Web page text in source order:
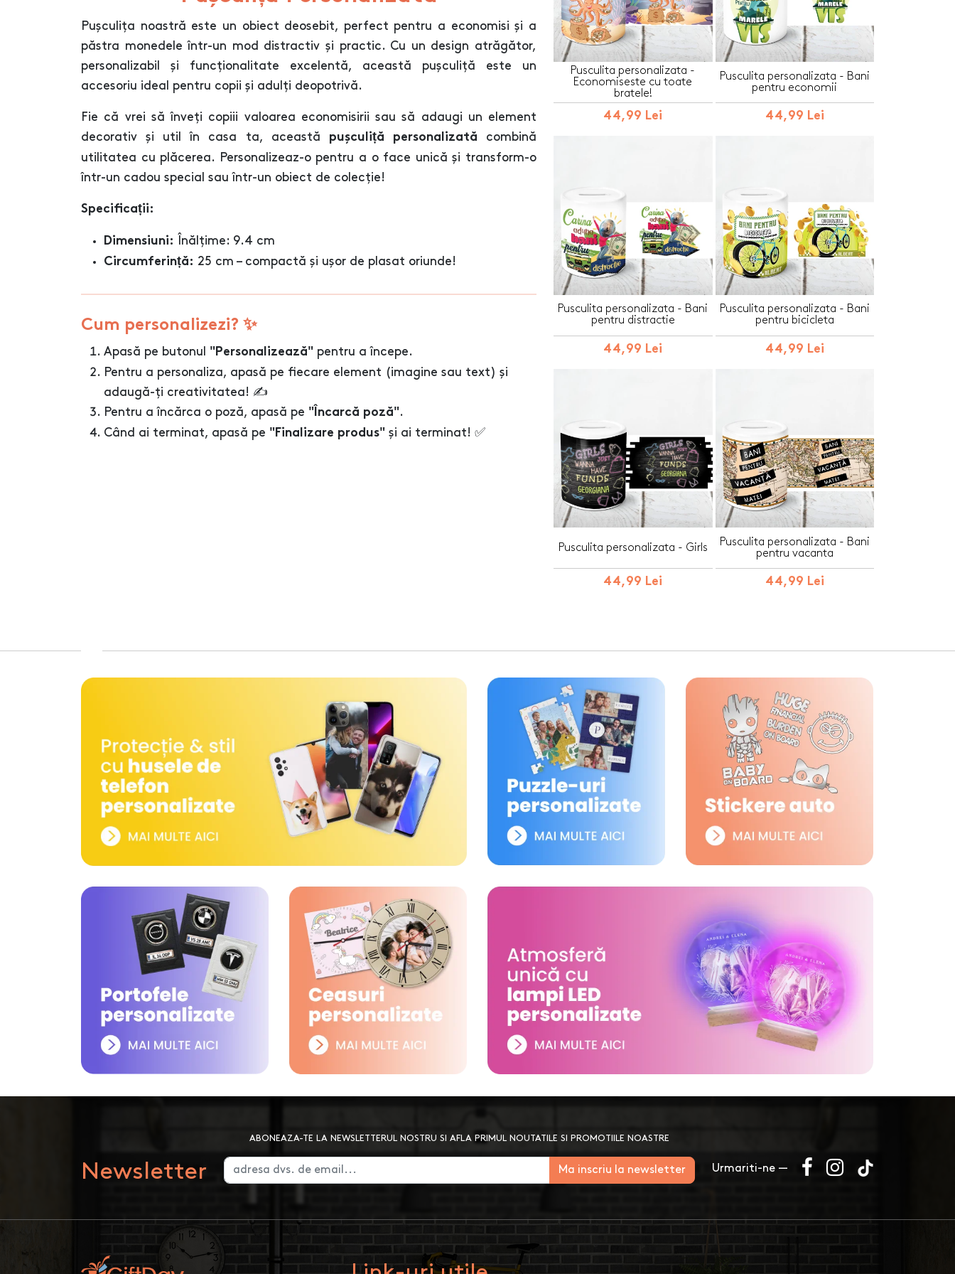
Pușculița noastră este un obiect deosebit, perfect pentru a economisi și a
păstra monedele într-un mod distractiv și practic. Cu un design atrăgător,
personalizabil și funcționalitate excelentă, această pușculiță este un
accesoriu ideal pentru copii și adulți deopotrivă.
Fie că vrei să înveți copiii valoarea economisirii sau să adaugi un element
decorativ și util în casa ta, această pușculiță personalizată combină
utilitatea cu plăcerea. Personalizeaz-o pentru a o face unică și transform-o
într-un cadou special sau într-un obiect de colecție!
Specificații:
Dimensiuni:
Înălțime: 9.4 cm
Circumferință: 25 cm – compactă și ușor de plasat oriunde!
Cum personalizezi? ✨
Apasă pe butonul "Personalizează" pentru a începe.
Pentru a personaliza, apasă pe fiecare element (imagine sau text) și
adaugă-ți creativitatea! ✍️
Pentru a încărca o poză, apasă pe "Încarcă poză".
Când ai terminat, apasă pe "Finalizare produs" și ai terminat! ✅
Pusculita personalizata -
Economiseste cu toate
bratele!
44,99 Lei
Pusculita personalizata - Bani
pentru economii
44,99 Lei
Pusculita personalizata - Bani
pentru distractie
44,99 Lei
Pusculita personalizata - Bani
pentru bicicleta
44,99 Lei
Pusculita personalizata - Girls
44,99 Lei
Pusculita personalizata - Bani
pentru vacanta
44,99 Lei
Newsletter
ABONEAZA-TE LA NEWSLETTERUL NOSTRU SI AFLA PRIMUL NOUTATILE SI PROMOTIILE NOASTRE
Ma inscriu la newsletter Urmariti-ne —